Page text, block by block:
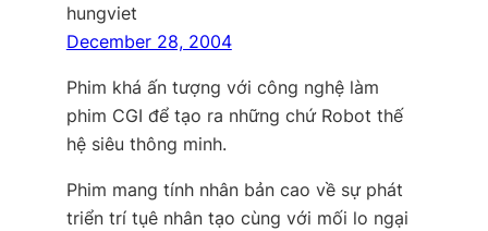
hungviet
December 28, 2004
Phim khá ấn tượng với công nghệ làm
phim CGI để tạo ra những chứ Robot thế
hệ siêu thông minh.
Phim mang tính nhân bản cao về sự phát
triển trí tụê nhân tạo cùng với mối lo ngại